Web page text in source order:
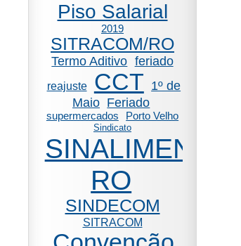
Piso Salarial
2019
SITRACOM/RO
Termo Aditivo feriado
reajuste CCT 1º de
Maio Feriado
supermercados Porto Velho
Sindicato
SINALIMENTOS/
RO
SINDECOM
SITRACOM